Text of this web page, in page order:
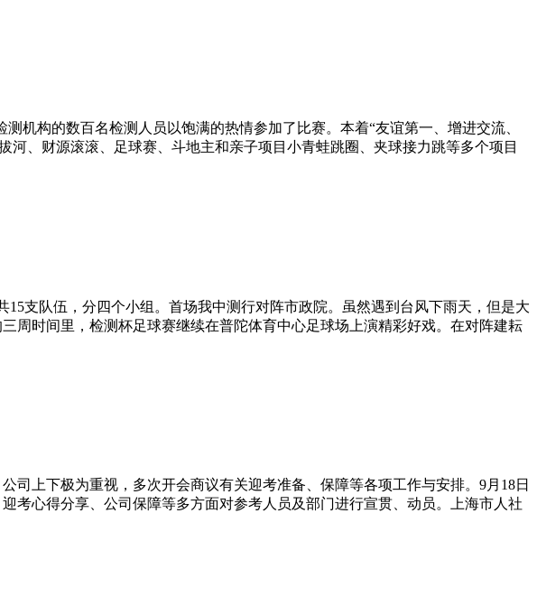
机构的数百名检测人员以饱满的热情参加了比赛。本着“友谊第一、增进交流、
、财源滚滚、足球赛、斗地主和亲子项目小青蛙跳圈、夹球接力跳等多个项目
支队伍，分四个小组。首场我中测行对阵市政院。虽然遇到台风下雨天，但是大
周时间里，检测杯足球赛继续在普陀体育中心足球场上演精彩好戏。在对阵建耘
司上下极为重视，多次开会商议有关迎考准备、保障等各项工作与安排。9月18日
考心得分享、公司保障等多方面对参考人员及部门进行宣贯、动员。上海市人社